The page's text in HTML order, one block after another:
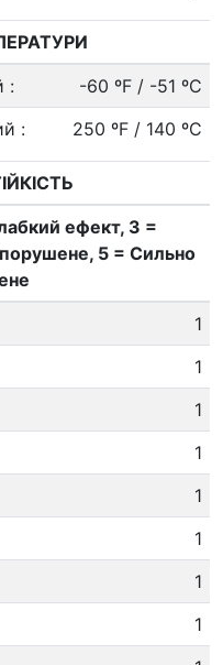
:
-60 ºF / -51 ºC
: 250 ºF / 140 ºC
ефект, 3 =
5 = Сильно
1
1
1
1
1
1
1
1